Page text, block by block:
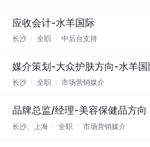
应收会计-水羊国际
长沙 全职 中后台支持
媒介策划-大众护肤方向-水羊国
长沙 全职 市场营销媒介
品牌总监/经理-美容保健品方向
长沙、上海 全职 市场营销媒介